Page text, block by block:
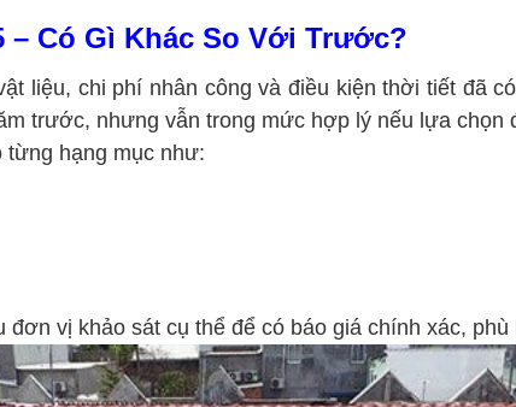
– Có Gì Khác So Với Trước?
liệu, chi phí nhân công và điều kiện thời tiết đã
trước, nhưng vẫn trong mức hợp lý nếu lựa chọn
hạng mục như:
đơn vị khảo sát cụ thể để có báo giá chính xác,